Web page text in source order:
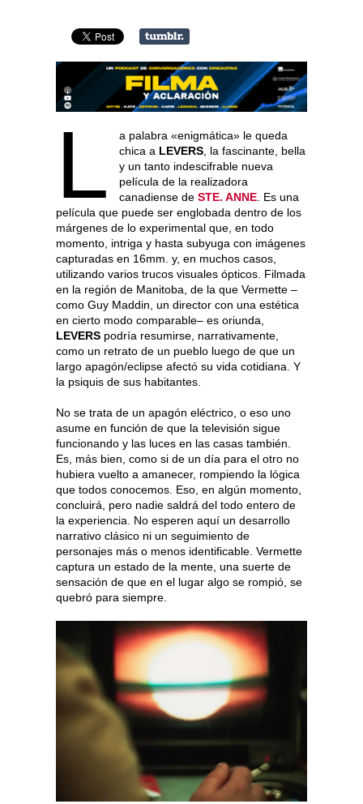
L
a palabra «enigmática» le queda
chica a LEVERS, la fascinante, bella
y un tanto indescifrable nueva
película de la realizadora
canadiense de STE. ANNE. Es una
película que puede ser englobada dentro de los
márgenes de lo experimental que, en todo
momento, intriga y hasta subyuga con imágenes
capturadas en 16mm. y, en muchos casos,
utilizando varios trucos visuales ópticos. Filmada
en la región de Manitoba, de la que Vermette –
como Guy Maddin, un director con una estética
en cierto modo comparable– es oriunda,
LEVERS podría resumirse, narrativamente,
como un retrato de un pueblo luego de que un
largo apagón/eclipse afectó su vida cotidiana. Y
la psiquis de sus habitantes.
No se trata de un apagón eléctrico, o eso uno
asume en función de que la televisión sigue
funcionando y las luces en las casas también.
Es, más bien, como si de un día para el otro no
hubiera vuelto a amanecer, rompiendo la lógica
que todos conocemos. Eso, en algún momento,
concluirá, pero nadie saldrá del todo entero de
la experiencia. No esperen aquí un desarrollo
narrativo clásico ni un seguimiento de
personajes más o menos identificable. Vermette
captura un estado de la mente, una suerte de
sensación de que en el lugar algo se rompió, se
quebró para siempre.